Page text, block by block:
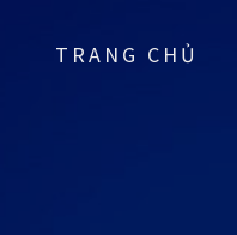
TRANG CHỦ